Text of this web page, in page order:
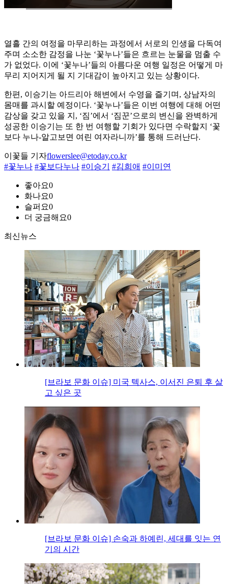
열흘 간의 여정을 마무리하는 과정에서 서로의 인생을 다독여
주며 소소한 감정을 나눈 ‘꽃누나’들은 흐르는 눈물을 멈출 수
가 없었다. 이에 ‘꽃누나’들의 아름다운 여행 일정은 어떻게 마
무리 지어지게 될 지 기대감이 높아지고 있는 상황이다.
한편, 이승기는 아드리아 해변에서 수영을 즐기며, 상남자의
몸매를 과시할 예정이다. ‘꽃누나’들은 이번 여행에 대해 어떤
감상을 갖고 있을 지, ‘짐’에서 ‘짐꾼’으로의 변신을 완벽하게
성공한 이승기는 또 한 번 여행할 기회가 있다면 수락할지 ‘꽃
보다 누나-알고보면 여린 여자라니까’를 통해 드러난다.
이꽃들 기자flowerslee@etoday.co.kr
#꽃누나 #꽃보다누나 #이승기 #김희애 #이미연
좋아요0
화나요0
슬퍼요0
더 궁금해요0
최신뉴스
[브라보 문화 이슈] 미국 텍사스, 이서진 은퇴 후 살
고 싶은 곳
[브라보 문화 이슈] 손숙과 하예린, 세대를 잇는 연
기의 시간